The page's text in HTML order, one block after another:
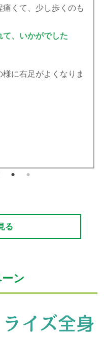
ましたか？】
くれて、自分が治っ
にも苦労しました。
きずるようでした。
て、いかがでした
わっとした感覚が何
ちになれます。
る
ン
ライズ全身